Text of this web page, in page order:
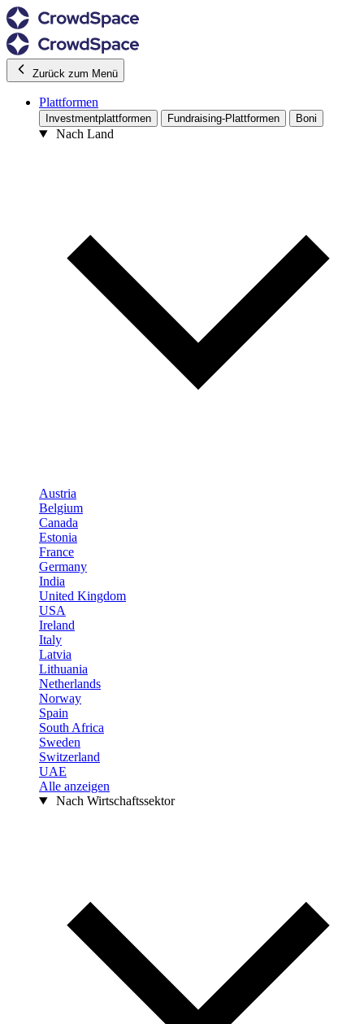
Zurück zum Menü
Plattformen
Investmentplattformen Fundraising-Plattformen Boni
Nach Land
Austria
Belgium
Canada
Estonia
France
Germany
India
United Kingdom
USA
Ireland
Italy
Latvia
Lithuania
Netherlands
Norway
Spain
South Africa
Sweden
Switzerland
UAE
Alle anzeigen
Nach Wirtschaftssektor